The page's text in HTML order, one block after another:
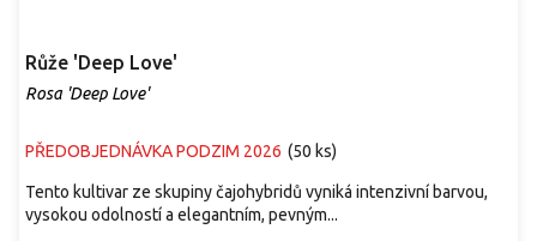
Růže 'Deep Love'
Rosa 'Deep Love'
PŘEDOBJEDNÁVKA PODZIM 2026 (50 ks)
Tento kultivar ze skupiny čajohybridů vyniká intenzivní barvou,
vysokou odolností a elegantním, pevným...